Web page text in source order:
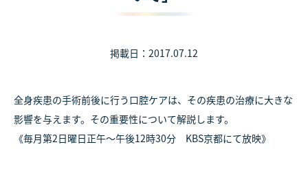
掲載日：2017.07.12
全身疾患の手術前後に行う口腔ケアは、その疾患の治療に大きな
影響を与えます。その重要性について解説します。
《毎月第2日曜日正午～午後12時30分 KBS京都にて放映》